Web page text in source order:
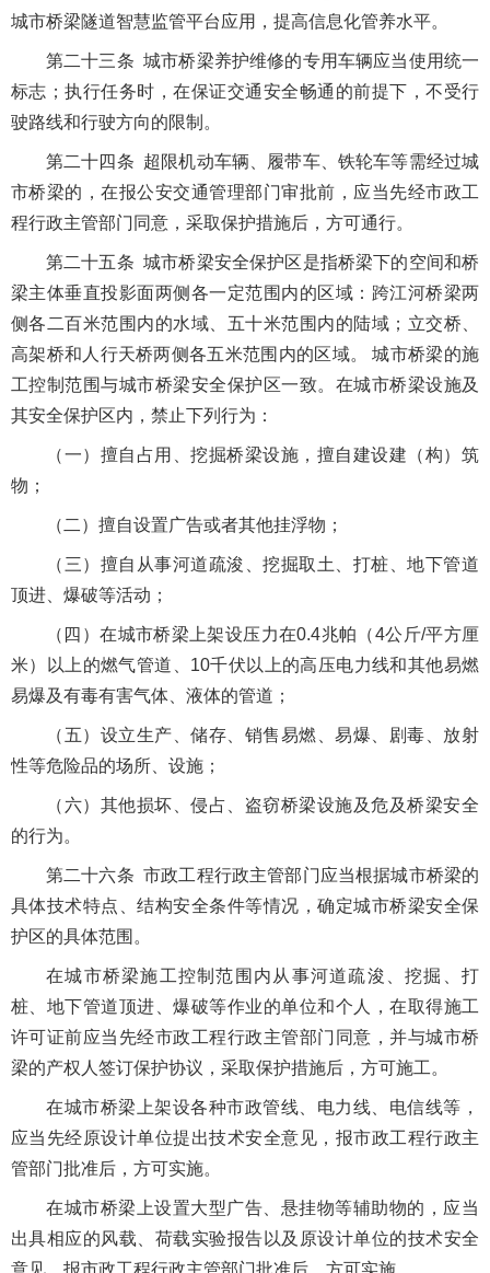
城市桥梁隧道智慧监管平台应用，提高信息化管养水平。
第二十三条 城市桥梁养护维修的专用车辆应当使用统一
标志；执行任务时，在保证交通安全畅通的前提下，不受行
驶路线和行驶方向的限制。
第二十四条 超限机动车辆、履带车、铁轮车等需经过城
市桥梁的，在报公安交通管理部门审批前，应当先经市政工
程行政主管部门同意，采取保护措施后，方可通行。
第二十五条 城市桥梁安全保护区是指桥梁下的空间和桥
梁主体垂直投影面两侧各一定范围内的区域：跨江河桥梁两
侧各二百米范围内的水域、五十米范围内的陆域；立交桥、
高架桥和人行天桥两侧各五米范围内的区域。 城市桥梁的施
工控制范围与城市桥梁安全保护区一致。在城市桥梁设施及
其安全保护区内，禁止下列行为：
（一）擅自占用、挖掘桥梁设施，擅自建设建（构）筑
物；
（二）擅自设置广告或者其他挂浮物；
（三）擅自从事河道疏浚、挖掘取土、打桩、地下管道
顶进、爆破等活动；
（四）在城市桥梁上架设压力在0.4兆帕（4公斤/平方厘
米）以上的燃气管道、10千伏以上的高压电力线和其他易燃
易爆及有毒有害气体、液体的管道；
（五）设立生产、储存、销售易燃、易爆、剧毒、放射
性等危险品的场所、设施；
（六）其他损坏、侵占、盗窃桥梁设施及危及桥梁安全
的行为。
第二十六条 市政工程行政主管部门应当根据城市桥梁的
具体技术特点、结构安全条件等情况，确定城市桥梁安全保
护区的具体范围。
在城市桥梁施工控制范围内从事河道疏浚、挖掘、打
桩、地下管道顶进、爆破等作业的单位和个人，在取得施工
许可证前应当先经市政工程行政主管部门同意，并与城市桥
梁的产权人签订保护协议，采取保护措施后，方可施工。
在城市桥梁上架设各种市政管线、电力线、电信线等，
应当先经原设计单位提出技术安全意见，报市政工程行政主
管部门批准后，方可实施。
在城市桥梁上设置大型广告、悬挂物等辅助物的，应当
出具相应的风载、荷载实验报告以及原设计单位的技术安全